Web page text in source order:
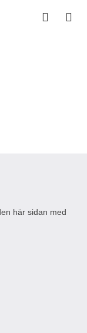
här sidan med